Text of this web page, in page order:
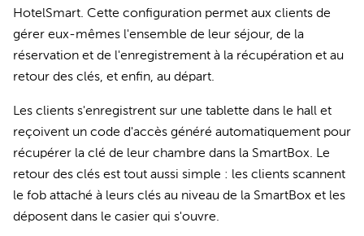
HotelSmart. Cette configuration permet aux clients de
gérer eux-mêmes l'ensemble de leur séjour, de la
réservation et de l'enregistrement à la récupération et au
retour des clés, et enfin, au départ.
Les clients s'enregistrent sur une tablette dans le hall et
reçoivent un code d'accès généré automatiquement pour
récupérer la clé de leur chambre dans la SmartBox. Le
retour des clés est tout aussi simple : les clients scannent
le fob attaché à leurs clés au niveau de la SmartBox et les
déposent dans le casier qui s'ouvre.